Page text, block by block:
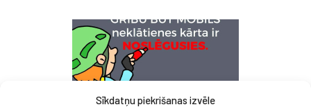
Sīkdatņu piekrišanas izvēle